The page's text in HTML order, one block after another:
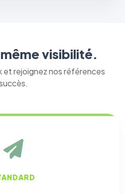
visibilité.
et rejoignez nos références